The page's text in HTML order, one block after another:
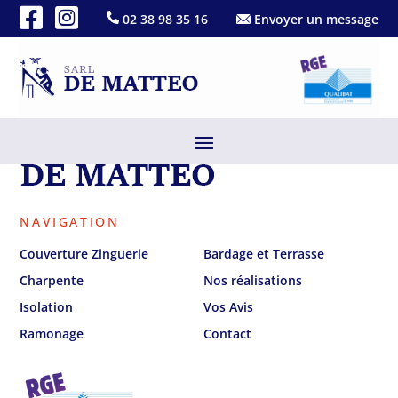
02 38 98 35 16 Envoyer un message
NAVIGATION
Couverture Zinguerie
Charpente
Isolation
Ramonage
Bardage et Terrasse
Nos réalisations
Vos Avis
Contact